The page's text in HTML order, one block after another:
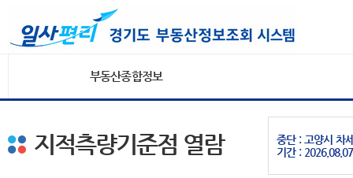
부동산종합정보
중단 : 고양시 차
기간 :
지적측량기준점 열람